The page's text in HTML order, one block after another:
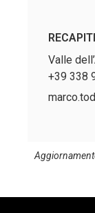
Valle
+39 338